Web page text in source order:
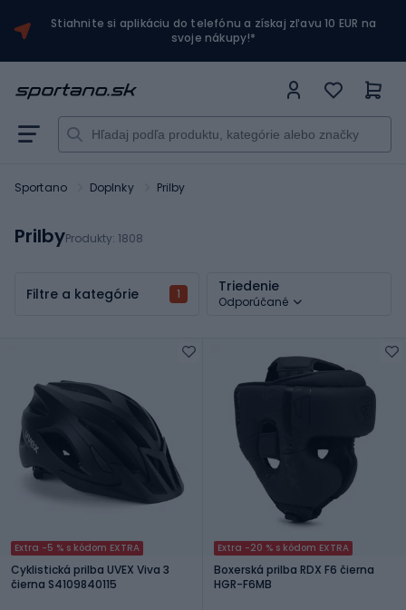
Stiahnite si aplikáciu do telefónu a získaj zľavu 10 EUR na
svoje nákupy!*
Sportano Doplnky Prilby
PrilbyProdukty: 1808
Filtre a kategórie 1 Triedenie
Odporúčané
Extra -5 % s kódom EXTRA
Cyklistická prilba UVEX Viva 3
čierna S4109840115
Extra -20 % s kódom EXTRA
Boxerská prilba RDX F6 čierna
HGR-F6MB